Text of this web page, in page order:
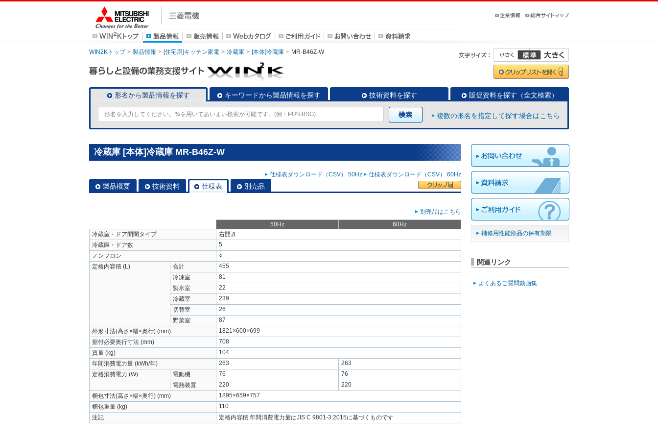
WIN2Kトップ 製品情報 [住宅用]キッチン家電 冷蔵庫 [本体]冷蔵庫 MR-B46Z-W
形名から製品情報を探す キーワードから製品情報を探す 技術資料を探す 販促資料を探す（全文検索）
複数の形名を指定して探す場合はこちら
冷蔵庫 [本体]冷蔵庫 MR-B46Z-W
仕様表ダウンロード（CSV） 50Hz 仕様表ダウンロード（CSV） 60Hz
製品概要 技術資料 仕様表 別売品
別売品はこちら
50Hz
60Hz
冷蔵室・ドア開閉タイプ
右開き
冷蔵庫・ドア数
5
ノンフロン
○
定格内容積 (L)
合計
455
冷凍室
81
製氷室
22
冷蔵室
239
切替室
26
野菜室
87
外形寸法(高さ×幅×奥行) (mm)
1821×600×699
据付必要奥行寸法 (mm)
708
質量 (kg)
104
年間消費電力量 (kWh/年)
263
263
定格消費電力 (W)
電動機 76
76
電熱装置
220
220
梱包寸法(高さ×幅×奥行) (mm)
1895×659×757
梱包重量 (kg)
110
注記
定格内容積,年間消費電力量はJIS C 9801-3:2015に基づくものです
補修用性能部品の保有期限
関連リンク
よくあるご質問動画集